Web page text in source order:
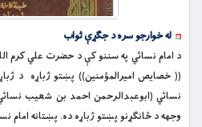
له خوارجو سره د جګړې ثواب
د امام نسائي په سننو کې د حضرت علي کرم
(( خصايص اميرالمؤمنين)) پښتو ژباړه د
نسائي (ابوعبدالرحمن احمد بن شعيب
وجهه د ځانګړنو پښتو ژباړه ده. پښتانه امام